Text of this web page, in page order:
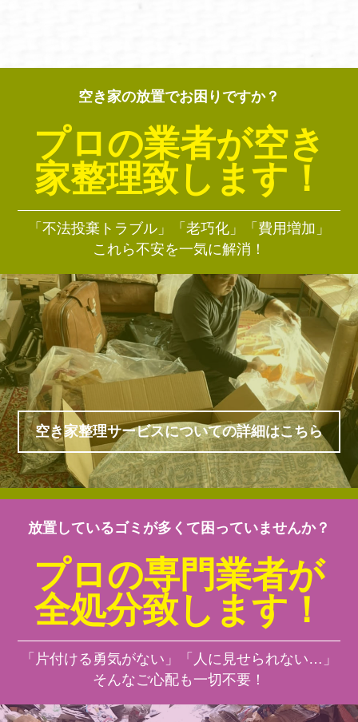
空き家の放置でお困りですか？
プロの業者が空き
家整理致します！
「不法投棄トラブル」「老巧化」「費用増加」
これら不安を一気に解消！
空き家整理サービスについての詳細はこちら
放置しているゴミが多くて困っていませんか？
プロの専門業者が
全処分致します！
「片付ける勇気がない」「人に見せられない…」
そんなご心配も一切不要！